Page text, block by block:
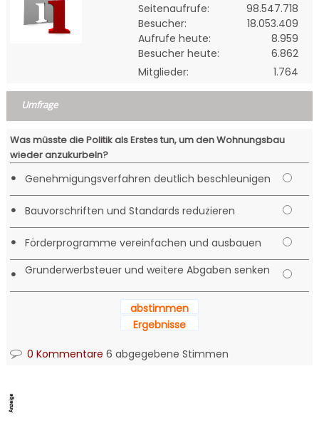
Seitenaufrufe:
98.547.718
Besucher:
18.053.409
Aufrufe heute:
8.959
Besucher heute:
6.862
Mitglieder:
1.764
Umfrage
Was müsste die Politik als Erstes tun, um den Wohnungsbau
wieder anzukurbeln?
• Genehmigungsverfahren deutlich beschleunigen
• Bauvorschriften und Standards reduzieren
• Förderprogramme vereinfachen und ausbauen
• Grunderwerbsteuer und weitere Abgaben senken
abstimmen
Ergebnisse
0 Kommentare 6 abgegebene Stimmen